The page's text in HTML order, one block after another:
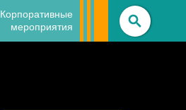
Корпоративные
мероприятия